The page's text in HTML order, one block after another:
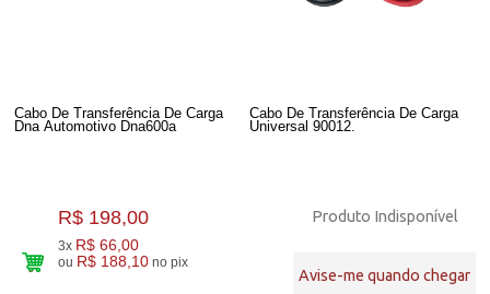
Cabo De Transferência De Carga
Dna Automotivo Dna600a
R$ 198,00
3x R$ 66,00
ou R$ 188,10 no pix
Cabo De Transferência De Carga
Universal 90012.
Produto Indisponível
Avise-me quando chegar